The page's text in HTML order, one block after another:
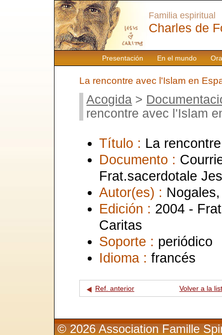
Presentación En el mundo
Familia espiritual
Charles de
La rencontre avec l'Islam en
Acogida >
rencontre avec l'Islam
Título : La
Documento :
Frat.sacerdotale
Autor(es) :
Edición : 2004 -
Caritas
Soporte : periódico
Idioma : francés
Ref. anterior Volver a la
© 2026 Association Famille